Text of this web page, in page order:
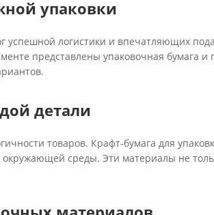
упаковки
успешной логистики и впечатляющих
представлены упаковочная бумага
детали
товаров. Крафт-бумага для
окружающей среды. Эти материалы не